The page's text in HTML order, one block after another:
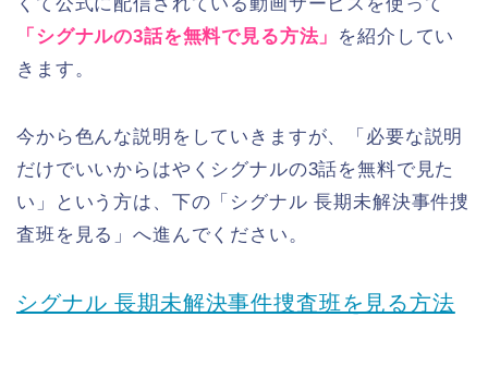
「シグナルの3話を無料で見る方法」 を紹介してい
きます。
今から色んな説明をしていきますが、「必要な説明
だけでいいからはやくシグナルの3話を無料で見た
い」という方は、下の「シグナル 長期未解決事件捜
査班を見る」へ進んでください。
シグナル 長期未解決事件捜査班を見る方法